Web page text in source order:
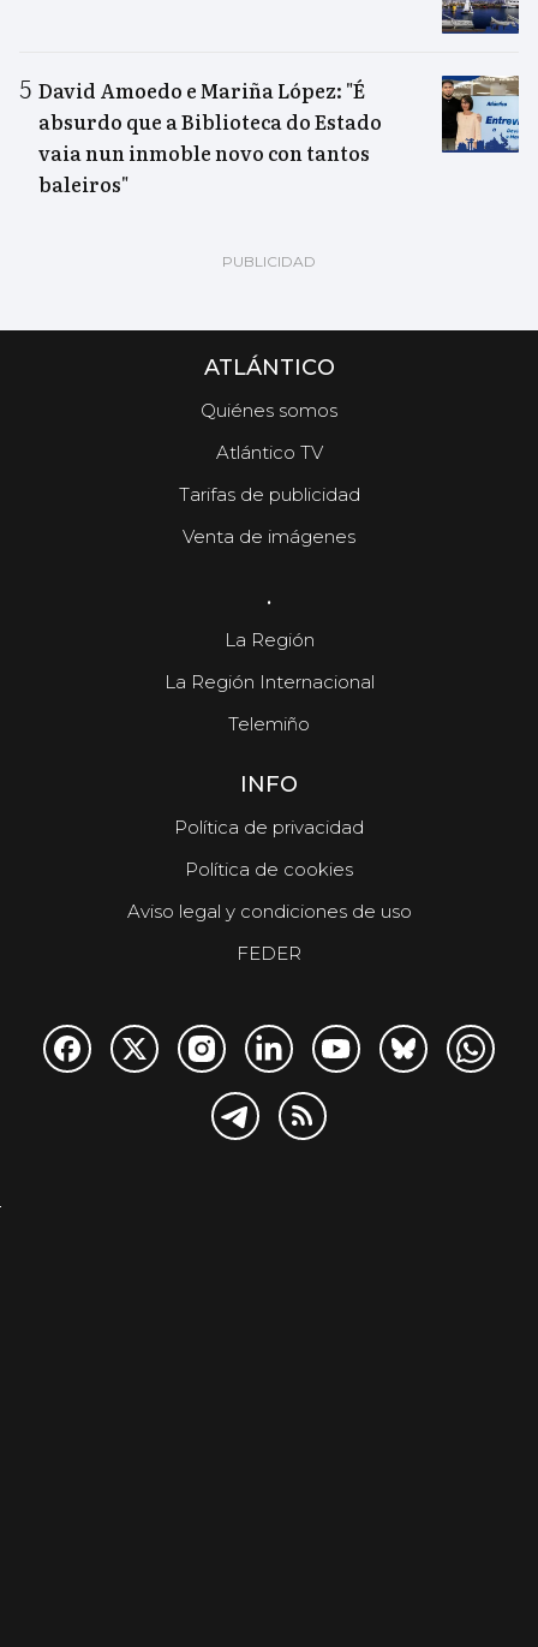
David Amoedo e Mariña López: "É
absurdo que a Biblioteca do Estado
vaia nun inmoble novo con tantos
baleiros"
ATLÁNTICO
Quiénes somos
Atlántico TV
Tarifas de publicidad
Venta de imágenes
.
La Región
La Región Internacional
Telemiño
INFO
Política de privacidad
Política de cookies
Aviso legal y condiciones de uso
FEDER